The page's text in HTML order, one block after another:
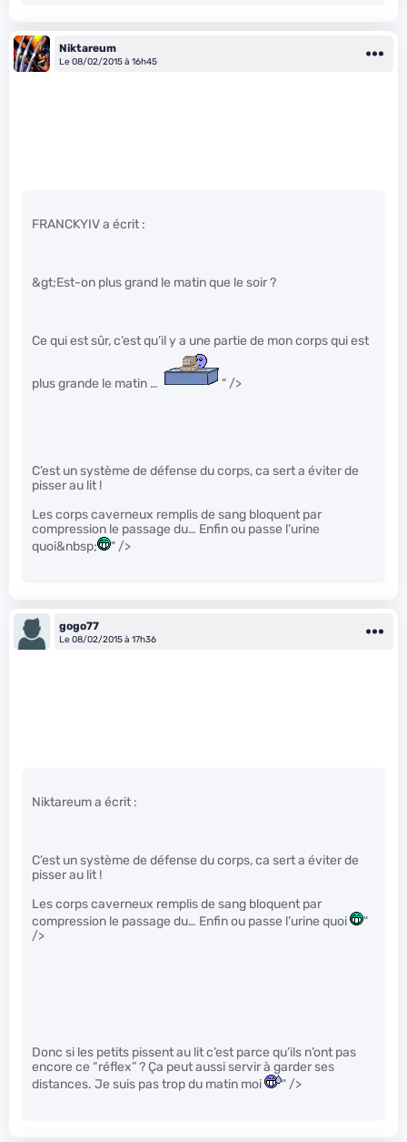
Niktareum
Le 08/02/2015 à 16h45
FRANCKYIV a écrit :
&gt;Est-on plus grand le matin que le soir ?
Ce qui est sûr, c’est qu’il y a une partie de mon corps qui est
plus grande le matin … " />
C’est un système de défense du corps, ca sert a éviter de
pisser au lit !
Les corps caverneux remplis de sang bloquent par
compression le passage du… Enfin ou passe l’urine
quoi&nbsp;
" />
gogo77
Le 08/02/2015 à 17h36
Niktareum a écrit :
C’est un système de défense du corps, ca sert a éviter de
pisser au lit !
Les corps caverneux remplis de sang bloquent par
compression le passage du… Enfin ou passe l’urine quoi
"
/>
Donc si les petits pissent au lit c’est parce qu’ils n’ont pas
encore ce “réflex” ? Ça peut aussi servir à garder ses
distances. Je suis pas trop du matin moi
" />